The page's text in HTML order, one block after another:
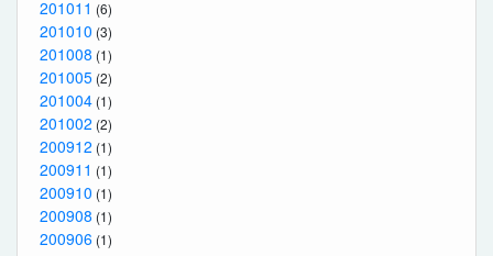
201011 (6)
201010 (3)
201008 (1)
201005 (2)
201004 (1)
201002 (2)
200912 (1)
200911 (1)
200910 (1)
200908 (1)
200906 (1)